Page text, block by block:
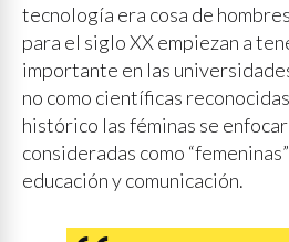
tecnología era cosa de
para el siglo XX empiezan a
importante en las
no como científicas
histórico las féminas se
consideradas como
educación y comunicación.